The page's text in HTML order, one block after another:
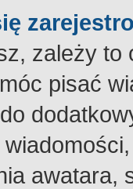
zależy
pisać